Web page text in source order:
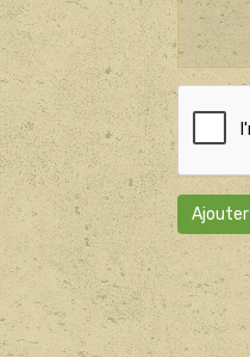
Ajouter